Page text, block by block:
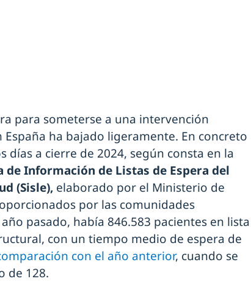
para someterse a una intervención
ha bajado ligeramente. En concreto
días a cierre de 2024, según consta en la
de Información de Listas de Espera del
(Sisle), elaborado por el Ministerio de
por las comunidades
pasado, había 846.583 pacientes en lista
con un tiempo medio de espera de
con el año anterior, cuando se
de 128.